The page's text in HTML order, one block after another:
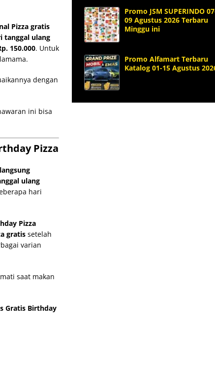
Pizza gratis
tanggal ulang
150.000. Untuk
dengan
ini bisa
Pizza
ulang
hari
Pizza
gratis setelah
varian
saat makan
Gratis Birthday
Promo JSM SUPERINDO
09 Agustus 2026 Terbaru
Minggu ini
Promo Alfamart Terbaru
Katalog 01-15 Agustus